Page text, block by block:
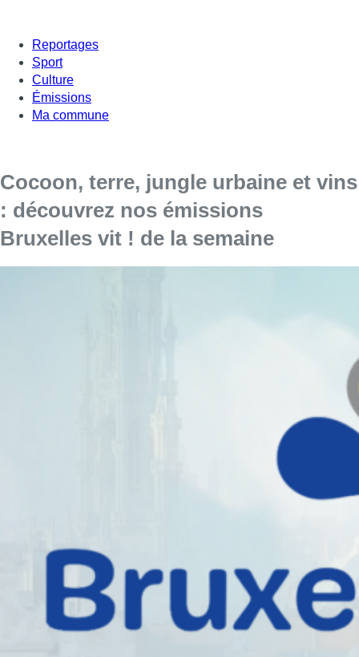
Reportages
Sport
Culture
Émissions
Ma commune
Cocoon, terre, jungle urbaine et vins
: découvrez nos émissions
Bruxelles vit ! de la semaine